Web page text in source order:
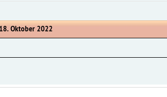
Oktober 2022